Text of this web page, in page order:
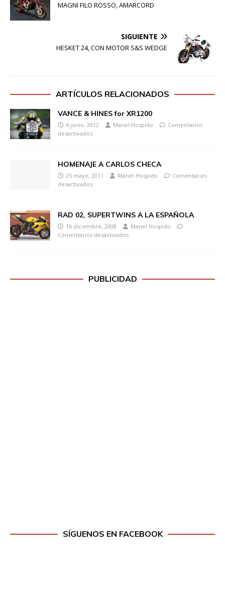
MAGNI FILO ROSSO, AMARCORD
SIGUIENTE
HESKET 24, CON MOTOR S&S WEDGE
ARTÍCULOS RELACIONADOS
VANCE & HINES for XR1200
4 junio, 2012 Manel Hospido
Comentarios
desactivados
HOMENAJE A CARLOS CHECA
25 mayo, 2011 Manel Hospido
Comentarios
desactivados
RAD 02, SUPERTWINS A LA ESPAÑOLA
16 diciembre, 2008
Manel Hospido
Comentarios desactivados
PUBLICIDAD
SÍGUENOS EN FACEBOOK